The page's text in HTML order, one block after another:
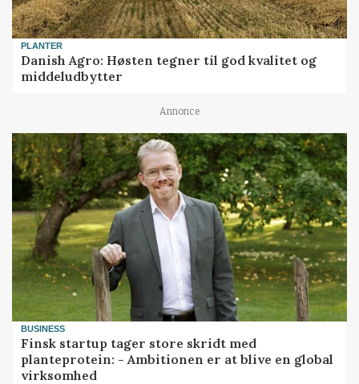
PLANTER
Danish Agro: Høsten tegner til god kvalitet og
middeludbytter
Annonce
BUSINESS
Finsk startup tager store skridt med
planteprotein: - Ambitionen er at blive en global
virksomhed